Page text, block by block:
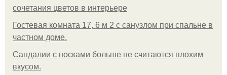
сочетания цветов в интерьере
Гостевая комната 17, 6 м 2 с санузлом при спальне в
частном доме.
Сандалии с носками больше не считаются плохим
вкусом.